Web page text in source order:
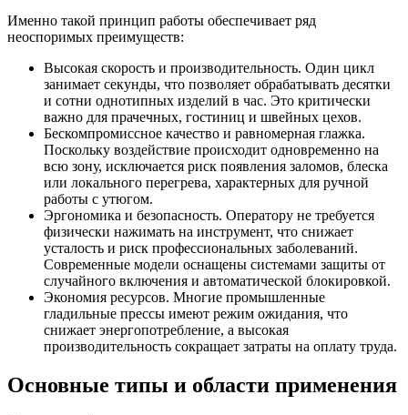
Именно такой принцип работы обеспечивает ряд
неоспоримых преимуществ:
Высокая скорость и производительность. Один цикл
занимает секунды, что позволяет обрабатывать десятки
и сотни однотипных изделий в час. Это критически
важно для прачечных, гостиниц и швейных цехов.
Бескомпромиссное качество и равномерная глажка.
Поскольку воздействие происходит одновременно на
всю зону, исключается риск появления заломов, блеска
или локального перегрева, характерных для ручной
работы с утюгом.
Эргономика и безопасность. Оператору не требуется
физически нажимать на инструмент, что снижает
усталость и риск профессиональных заболеваний.
Современные модели оснащены системами защиты от
случайного включения и автоматической блокировкой.
Экономия ресурсов. Многие промышленные
гладильные прессы имеют режим ожидания, что
снижает энергопотребление, а высокая
производительность сокращает затраты на оплату труда.
Основные типы и области применения